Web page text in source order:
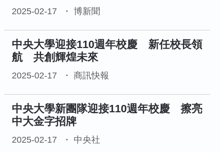
2025-02-17 博新聞
中央大學迎接110週年校慶 新任校長領
航 共創輝煌未來
2025-02-17 商訊快報
中央大學新團隊迎接110週年校慶 擦亮
中大金字招牌
2025-02-17 中央社